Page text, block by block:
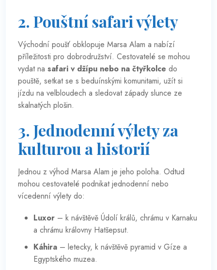
2. Pouštní safari výlety
Východní poušť obklopuje Marsa Alam a nabízí
příležitosti pro dobrodružství. Cestovatelé se mohou
vydat na safari v džípu nebo na čtyřkolce do
pouště, setkat se s beduínskými komunitami, užít si
jízdu na velbloudech a sledovat západy slunce ze
skalnatých plošin.
3. Jednodenní výlety za
kulturou a historií
Jednou z výhod Marsa Alam je jeho poloha. Odtud
mohou cestovatelé podnikat jednodenní nebo
vícedenní výlety do:
Luxor – k návštěvě Údolí králů, chrámu v Karnaku
a chrámu královny Hatšepsut.
Káhira – letecky, k návštěvě pyramid v Gíze a
Egyptského muzea.